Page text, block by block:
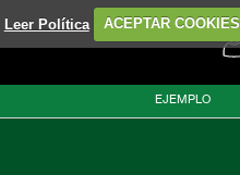
Leer Política ACEPTAR COOKIES
EJEMPLO